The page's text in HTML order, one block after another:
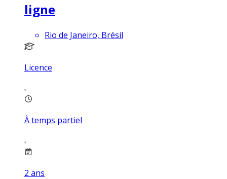
ligne
Rio de Janeiro, Brésil
Licence
À temps partiel
2 ans